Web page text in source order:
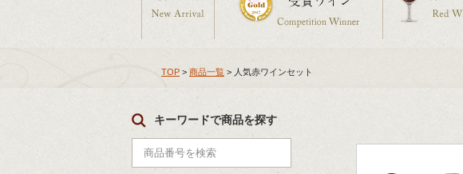
TOP > 商品一覧 > 人気赤ワインセット
キーワードで商品を探す